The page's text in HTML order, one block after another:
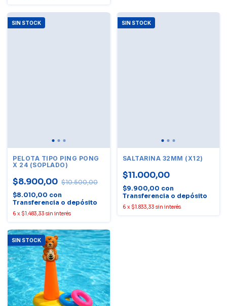
SIN STOCK
PELOTA TIPO PING PONG
X 24 (SOPLADO)
$8.900,00 $10.500,00
$8.010,00 con
Transferencia o depósito
6 x $1.483,33 sin interés
SIN STOCK
SALTARINA 32MM (X12)
$11.000,00
$9.900,00 con
Transferencia o depósito
6 x $1.833,33 sin interés
SIN STOCK